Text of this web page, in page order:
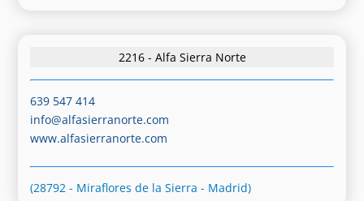
2216 - Alfa Sierra Norte
639 547 414
info@alfasierranorte.com
www.alfasierranorte.com
(28792 - Miraflores de la Sierra - Madrid)